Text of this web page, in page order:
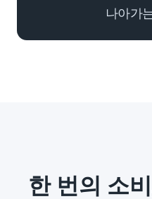
나아가
한 번의 소